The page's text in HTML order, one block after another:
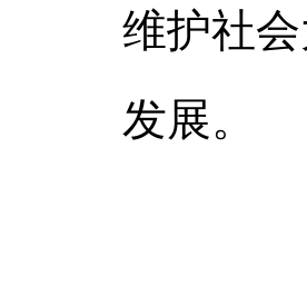
维护社
发展。